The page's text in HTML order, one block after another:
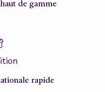
de gamme
rapide